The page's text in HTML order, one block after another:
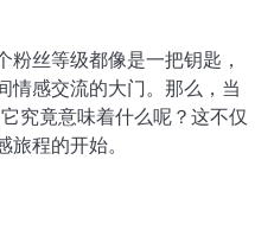
粉丝等级都像是一把钥匙，
情感交流的大门。那么，当
究竟意味着什么呢？这不仅
旅程的开始。